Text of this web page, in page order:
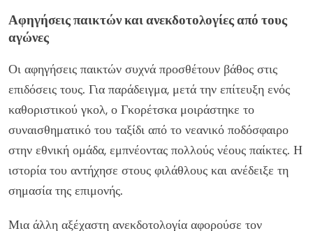
Αφηγήσεις παικτών και ανεκδοτολογίες από τους
αγώνες
Οι αφηγήσεις παικτών συχνά προσθέτουν βάθος στις
επιδόσεις τους. Για παράδειγμα, μετά την επίτευξη ενός
καθοριστικού γκολ, ο Γκορέτσκα μοιράστηκε το
συναισθηματικό του ταξίδι από το νεανικό ποδόσφαιρο
στην εθνική ομάδα, εμπνέοντας πολλούς νέους παίκτες. Η
ιστορία του αντήχησε στους φιλάθλους και ανέδειξε τη
σημασία της επιμονής.
Μια άλλη αξέχαστη ανεκδοτολογία αφορούσε τον